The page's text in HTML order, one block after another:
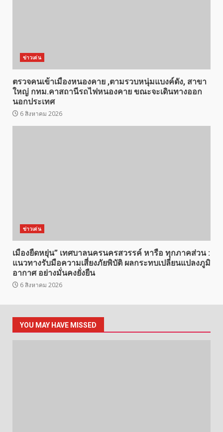
ข่าวเด่น
ตรวจคนเข้าเมืองหนองคาย ,ตามรวบหนุ่มแบงค์ดัง, สาขา
ใหญ่ กทม.คาสถานีรถไฟหนองคาย ขณะจะเดินทางออก
นอกประเทศ
6 สิงหาคม 2026
ข่าวเด่น
เมืองยืดหยุ่น” เทศบาลนครนครสวรรค์ หารือ ทุกภาคส่วน :
แนวทางรับมือความเสี่ยงภัยพิบัติ ผลกระทบเปลี่ยนแปลงภูมิ
อากาศ อย่างมั่นคงยั่งยืน
6 สิงหาคม 2026
YOU MAY HAVE MISSED